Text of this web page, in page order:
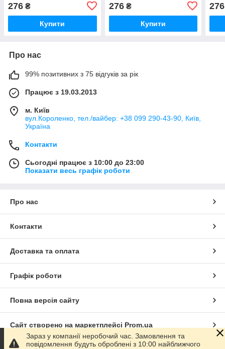
276 ₴
Купити
276₴
Купити
276
Про нас
99% позитивних з 75 відгуків за рік
Працює з 19.03.2013
м. Київ
вул.Короленко, тел./вайбер: +38 099 290-43-90, Київ,
Україна
Контакти
Сьогодні працює з 10:00 до 23:00
Показати весь графік роботи
Про нас
Контакти
Доставка та оплата
Графік роботи
Повна версія сайту
Сайт створено на маркетплейсі Prom.ua
Зараз у компанії неробочий час. Замовлення та
повідомлення будуть оброблені з 10:00 найближчого